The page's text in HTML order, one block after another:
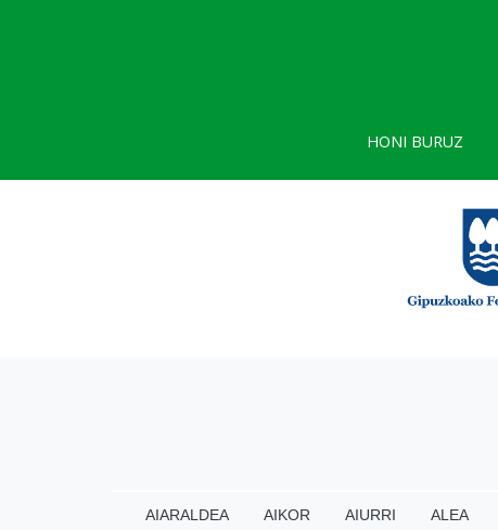
HONI BURUZ
AIARALDEA AIKOR AIURRI ALEA